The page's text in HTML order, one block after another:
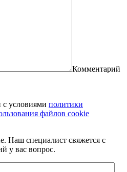
Комментарий
с условиями политики
файлов cookie
Наш специалист свяжется с
у вас вопрос.